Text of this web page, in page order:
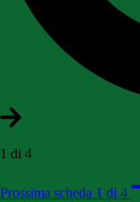
1 di 4
Prossima scheda 1 di 4